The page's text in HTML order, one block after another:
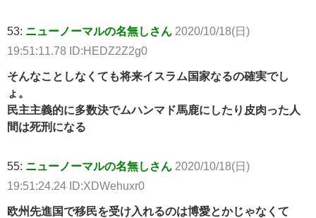
53: ニューノーマルの名無しさん 2020/10/18(日)
19:51:11.78 ID:HEDZ2Z2g0
そんなことしなくても将来イスラム国家なるの確実でし
ょ。
民主主義的に多数決でムハンマド馬鹿にしたり皮肉った人
間は死刑になる
55: ニューノーマルの名無しさん 2020/10/18(日)
19:51:24.24 ID:XDWehuxr0
欧州先進国で移民を受け入れるのは博愛とかじゃなくて